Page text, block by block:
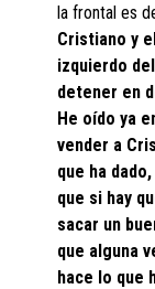
la frontal es
Cristiano y
izquierdo
detener en
He oído ya
vender a
que ha
que si hay
sacar un
que alguna
hace lo que